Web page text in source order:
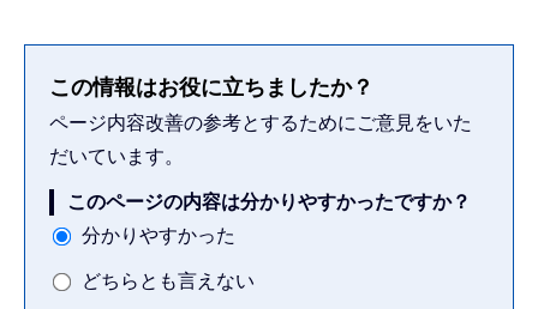
この情報はお役に立ちましたか？
ページ内容改善の参考とするためにご意見をいた
だいています。
このページの内容は分かりやすかったですか？
分かりやすかった
どちらとも言えない